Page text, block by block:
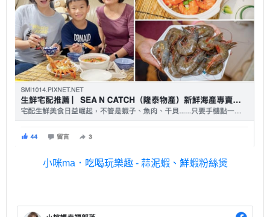
小咪ma．吃喝玩樂趣 - 蒜泥蝦、鮮蝦粉絲煲